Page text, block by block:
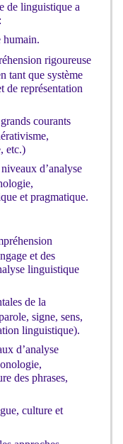
de linguistique a
humain.
rigoureuse
tant que système
de représentation
courants
etc.)
d’analyse
et pragmatique.
et des
linguistique
de la
signe, sens,
linguistique).
d’analyse
des phrases,
culture et